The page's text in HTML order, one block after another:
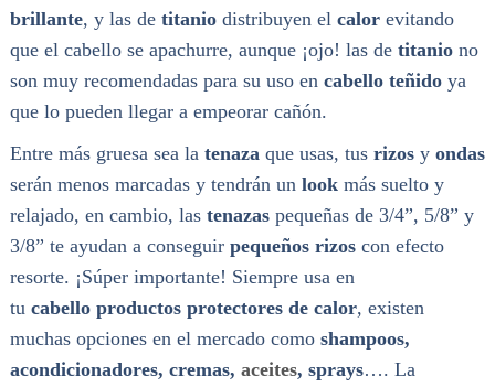
brillante, y las de titaniodistribuyen el calorevitando
que el cabello se apachurre, aunque ¡ojo! las de titaniono
son muy recomendadas para su uso en cabello teñidoya
que lo pueden llegar a empeorar cañón.
Entre más gruesa sea la tenaza que usas, tus rizosy ondas
serán menos marcadas y tendrán un lookmás suelto y
relajado, en cambio, las tenazaspequeñas de 3/4”, 5/8” y
3/8” te ayudan a conseguir pequeños rizos con efecto
resorte. ¡Súper importante! Siempre usa en
tu cabello productos protectores de calor, existen
muchas opciones en el mercado como shampoos,
acondicionadores, cremas, aceites, sprays…. La